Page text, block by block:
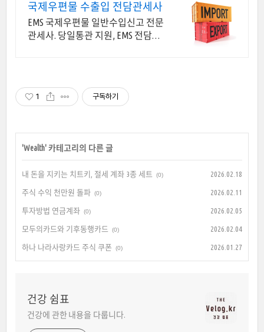
국제우편물 수출입 전담관세사
EMS 국제우편물 일반수입신고 전문
관세사. 당일통관 지원, EMS 전담팀
1 구독하기
'Wealth' 카테고리의 다른 글
내 돈을 지키는 치트키, 절세 계좌 3종 세트 (0) 2026.02.18
주식 수익 천만원 돌파 (0) 2026.02.11
투자방법 연금계좌 (0) 2026.02.05
모두의카드와 기후동행카드 (0) 2026.02.04
하나 나라사랑카드 주식 쿠폰 (0) 2026.01.27
건강 쉼표
건강에 관한 내용을 다룹니다.